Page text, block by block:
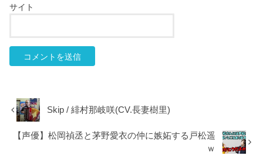
サイト
Skip / 緋村那岐咲(CV.長妻樹里)
【声優】松岡禎丞と茅野愛衣の仲に嫉妬する戸松遥
ｗ